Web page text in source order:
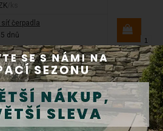
čerpadla
5 dnů
/ks - +
- regulátor pro čerpadla
dnů
/ks - +